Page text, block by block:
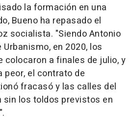
la formación en una
Bueno ha repasado el
socialista. "Siendo Antonio
en 2020, los
colocaron a finales de julio, y
peor, el contrato de
fracasó y las calles del
sin los toldos previstos en